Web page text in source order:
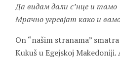
Да видам дали с’нце и тамо
Мрачно угревјат како и
On “našim stranama”
Kukuš u Egejskoj Makedoniji.